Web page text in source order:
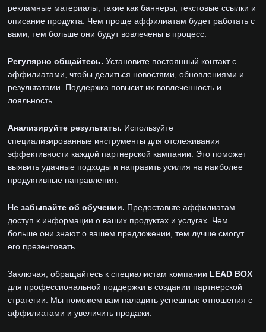
рекламные материалы, такие как баннеры, текстовые ссылки и
описание продукта. Чем проще аффилиатам будет работать с
вами, тем больше они будут вовлечены в процесс.
Регулярно общайтесь. Установите постоянный контакт с
аффилиатами, чтобы делиться новостями, обновлениями и
результатами. Поддержка повысит их вовлеченность и
лояльность.
Анализируйте результаты. Используйте
специализированные инструменты для отслеживания
эффективности каждой партнерской кампании. Это поможет
выявить удачные подходы и направить усилия на наиболее
продуктивные направления.
Не забывайте об обучении. Предоставьте аффилиатам
доступ к информации о ваших продуктах и услугах. Чем
больше они знают о вашем предложении, тем лучше смогут
его презентовать.
Заключая, обращайтесь к специалистам компании LEAD BOX
для профессиональной поддержки в создании партнерской
стратегии. Мы поможем вам наладить успешные отношения с
аффилиатами и увеличить продажи.